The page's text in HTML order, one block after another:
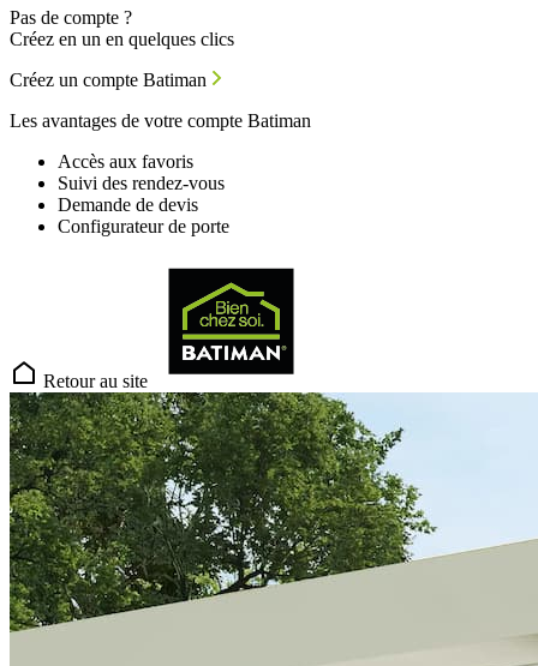
Pas de compte ?
Créez en un en quelques clics
Créez un compte Batiman
Les avantages de votre compte Batiman
Accès aux favoris
Suivi des rendez-vous
Demande de devis
Configurateur de porte
Retour au site